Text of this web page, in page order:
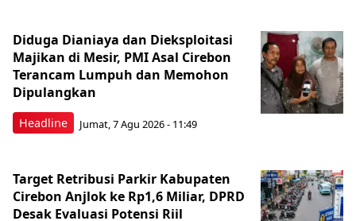
Headline
Diduga Dianiaya dan Dieksploitasi
Majikan di Mesir, PMI Asal Cirebon
Terancam Lumpuh dan Memohon
Dipulangkan
Jumat, 7 Agu 2026 - 11:49
Target Retribusi Parkir Kabupaten
Cirebon Anjlok ke Rp1,6 Miliar, DPRD
Desak Evaluasi Potensi Riil